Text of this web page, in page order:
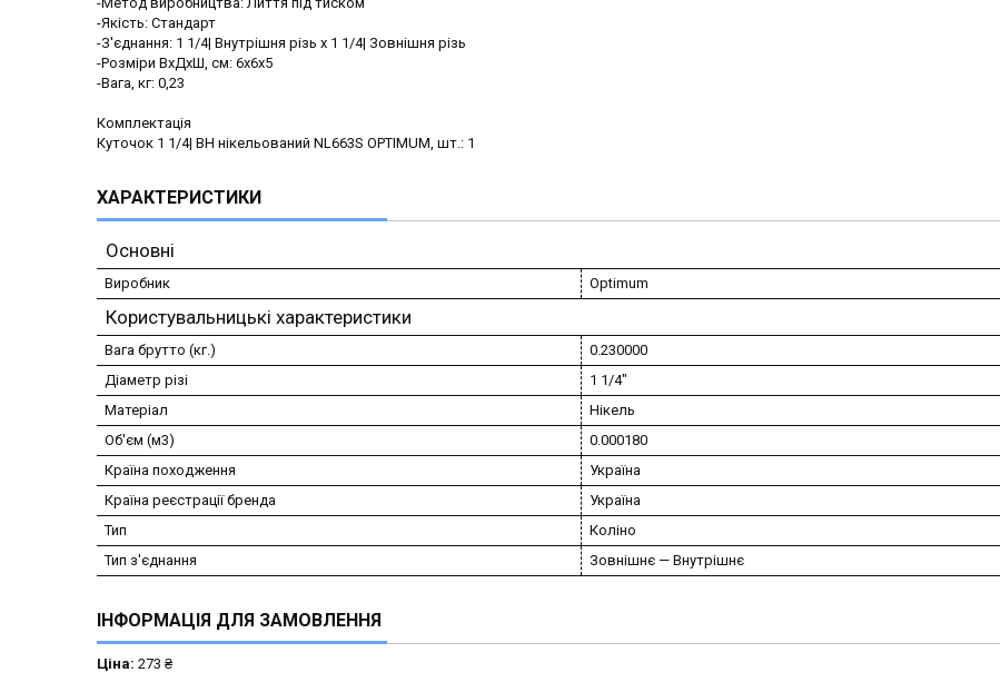
-Якість: Стандарт
-З'єднання: 1 1/4| Внутрішня різь х 1 1/4| Зовнішня різь
-Розміри ВхДхШ, см: 6х6х5
-Вага, кг: 0,23
Комплектація
Куточок 1 1/4| ВН нікельований NL663S OPTIMUM, шт.: 1
ХАРАКТЕРИСТИКИ
Основні
Виробник Optimum
Користувальницькі характеристики
Вага брутто (кг.)
0.230000
Діаметр різі
1 1/4″
Матеріал
Нікель
Об'єм (м3)
0.000180
Країна походження
Україна
Країна реєстрації бренда
Україна
Тип
Коліно
Тип з'єднання
Зовнішнє — Внутрішнє
ІНФОРМАЦІЯ ДЛЯ ЗАМОВЛЕННЯ
Ціна: 273 ₴